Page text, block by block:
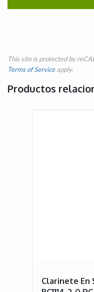
This site is protected by
Terms of Serviceapply.
Productos
Clarinete En